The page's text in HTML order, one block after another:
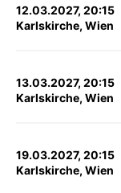
12.03.2027, 20:15
Karlskirche, Wien
13.03.2027, 20:15
Karlskirche, Wien
19.03.2027, 20:15
Karlskirche, Wien